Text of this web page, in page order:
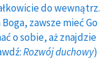
do wewnątrz.
zawsze mieć Go
o sobie, aż znajdzie
Rozwój duchowy)